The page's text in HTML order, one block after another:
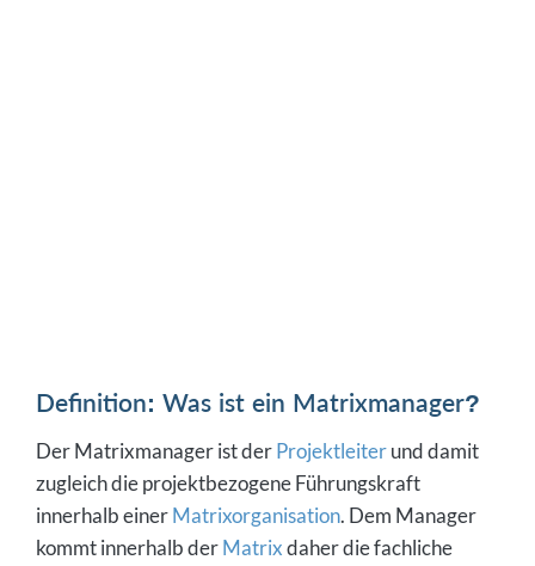
Definition: Was ist ein Matrixmanager?
Der Matrixmanager ist derProjektleiterund damit
zugleich die projektbezogene Führungskraft
innerhalb einerMatrixorganisation. Dem Manager
kommt innerhalb derMatrixdaher die fachliche